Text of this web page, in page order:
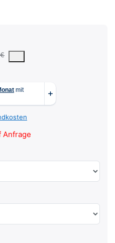
oder empfohlene Verkaufspreis
Anfrage